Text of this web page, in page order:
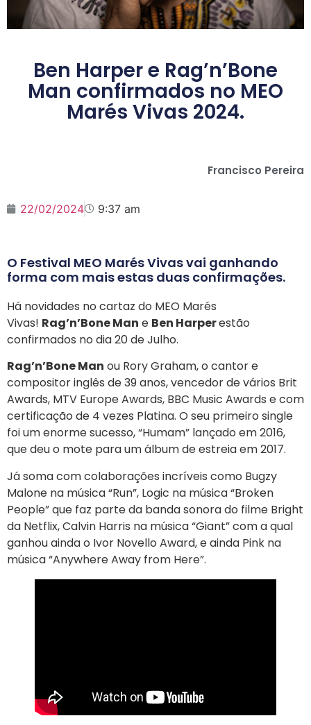
Ben Harper e Rag’n’Bone
Man confirmados no MEO
Marés Vivas 2024.
Francisco Pereira
22/02/2024 9:37 am
O Festival MEO Marés Vivas vai ganhando
forma com mais estas duas confirmações.
Há novidades no cartaz do MEO Marés
Vivas! Rag’n’Bone Man e Ben Harperestão
confirmados no dia 20 de Julho.
Rag’n’Bone Man ou Rory Graham, o cantor e
compositor inglês de 39 anos, vencedor de vários Brit
Awards, MTV Europe Awards, BBC Music Awards e com
certificação de 4 vezes Platina. O seu primeiro single
foi um enorme sucesso, “Humam” lançado em 2016,
que deu o mote para um álbum de estreia em 2017.
Já soma com colaborações incríveis como Bugzy
Malone na música “Run”, Logic na música “Broken
People” que faz parte da banda sonora do filme Bright
da Netflix, Calvin Harris na música “Giant” com a qual
ganhou ainda o Ivor Novello Award, e ainda Pink na
música “Anywhere Away from Here”.